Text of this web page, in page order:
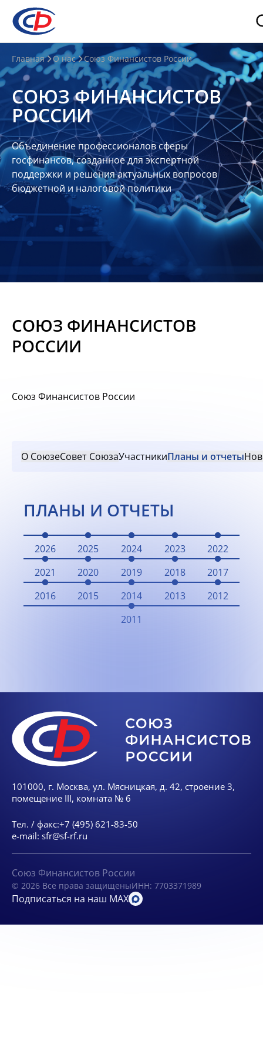
О
нас
О
СФР
Совет
Союза
Участники
Планы
отчеты
Контакты
Материалы
Главная О нас Союз Финансистов России
СОЮЗ ФИНАНСИСТОВ
РОССИИ
Объединение профессионалов сферы
госфинансов, созданное для экспертной
поддержки и решения актуальных вопросов
бюджетной и налоговой политики
СОЮЗ ФИНАНСИСТОВ
РОССИИ
Союз Финансистов России
О СоюзеСовет СоюзаУчастникиПланы и отчеты
ПЛАНЫ И ОТЧЕТЫ
2026 2025 2024 2023
2022
2021
2020 2019 2018
2017
2016
2015 2014 2013
2012
2011
101000, г. Москва, ул. Мясницкая, д. 42, строение 3,
помещение III, комната № 6
Тел. / факс:+7 (495) 621-83-50
e-mail: sfr@sf-rf.ru
Союз Финансистов России
© 2026 Все права защищеныИНН: 7703371989
Подписаться на наш MAX